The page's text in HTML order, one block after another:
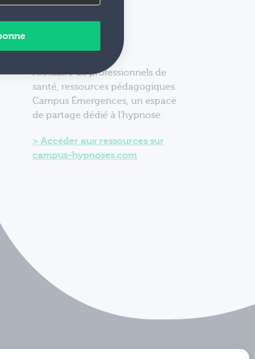
Annuaire de professionnels de
santé, ressources pédagogiques.
Campus Émergences, un espace
de partage dédié à l'hypnose.
Accéder aux ressources sur
campus-hypnoses.com